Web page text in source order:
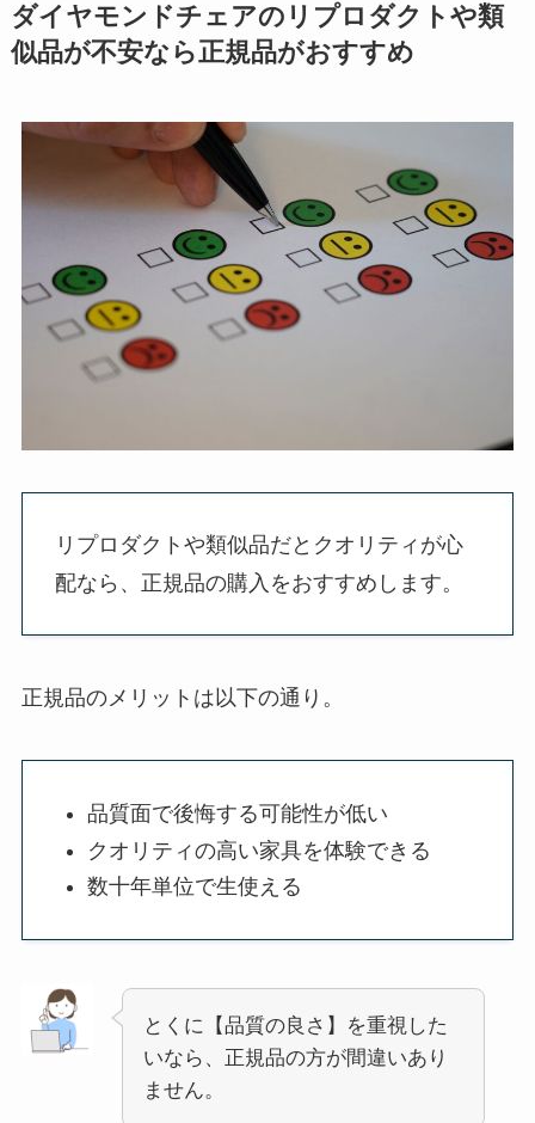
ダイヤモンドチェアのリプロダクトや類
似品が不安なら正規品がおすすめ
リプロダクトや類似品だとクオリティが心
配なら、正規品の購入をおすすめします。
正規品のメリットは以下の通り。
品質面で後悔する可能性が低い
クオリティの高い家具を体験できる
数十年単位で生使える
とくに【品質の良さ】を重視した
いなら、正規品の方が間違いあり
ません。